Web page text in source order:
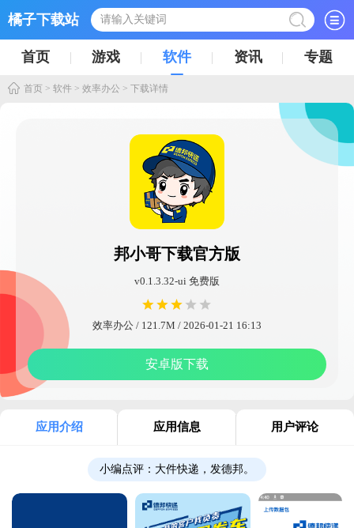
橘子下载站
首页 游戏 软件 资讯 专题
首页 > 软件 > 效率办公 > 下载详情
邦小哥下载官方版
v0.1.3.32-ui 免费版
效率办公 / 121.7M / 2026-01-21 16:13
安卓版下载
应用介绍 应用信息 用户评论
小编点评： 大件快递，发德邦。